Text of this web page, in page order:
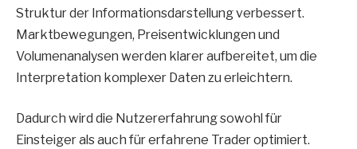
Struktur der Informationsdarstellung verbessert.
Marktbewegungen, Preisentwicklungen und
Volumenanalysen werden klarer aufbereitet, um die
Interpretation komplexer Daten zu erleichtern.
Dadurch wird die Nutzererfahrung sowohl für
Einsteiger als auch für erfahrene Trader optimiert.